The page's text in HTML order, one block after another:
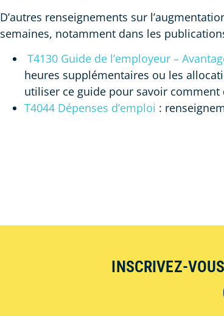
D’autres renseignements sur
semaines, notamment dans les
T4130 Guide de l’employeur –
heures supplémentaires ou les
utiliser ce guide pour savoir
T4044 Dépenses d’emploi :
INSCRIVEZ-